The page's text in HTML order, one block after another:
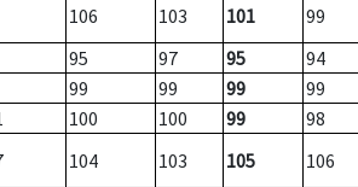
106 103 101
99
95 97 95
94
99 99 99
99
100 100 99
98
104 103 105 106